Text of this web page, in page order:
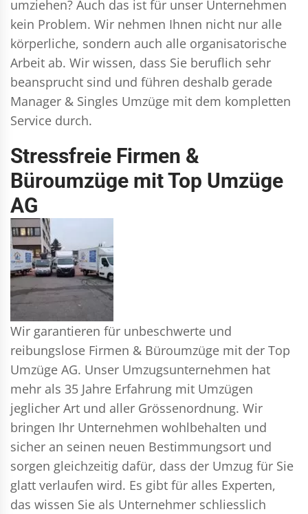
umziehen? Auch das ist für unser Unternehmen
kein Problem. Wir nehmen Ihnen nicht nur alle
körperliche, sondern auch alle organisatorische
Arbeit ab. Wir wissen, dass Sie beruflich sehr
beansprucht sind und führen deshalb gerade
Manager & Singles Umzüge mit dem kompletten
Service durch.
Stressfreie Firmen &
Büroumzüge mit Top Umzüge
AG
Wir garantieren für unbeschwerte und
reibungslose Firmen & Büroumzüge mit der Top
Umzüge AG. Unser Umzugsunternehmen hat
mehr als 35 Jahre Erfahrung mit Umzügen
jeglicher Art und aller Grössenordnung. Wir
bringen Ihr Unternehmen wohlbehalten und
sicher an seinen neuen Bestimmungsort und
sorgen gleichzeitig dafür, dass der Umzug für Sie
glatt verlaufen wird. Es gibt für alles Experten,
das wissen Sie als Unternehmer schliesslich